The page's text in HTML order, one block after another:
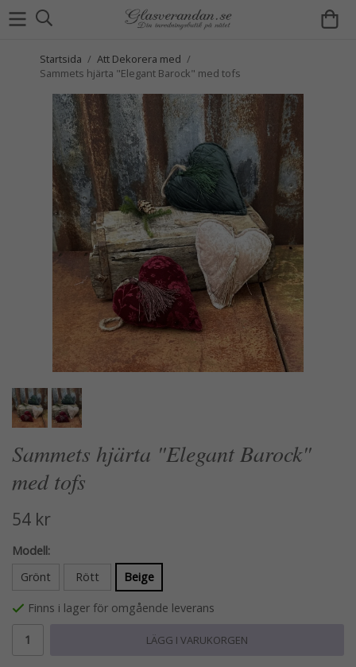
Startsida / Att Dekorera med /
Sammets hjärta "Elegant Barock" med tofs
Sammets hjärta "Elegant Barock"
med tofs
54 kr
Modell:
Grönt
Rött Beige
Finns i lager för omgående leverans
LÄGG I VARUKORGEN